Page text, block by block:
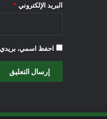
البريد الإلكتروني *
احفظ اسمي، بريدي